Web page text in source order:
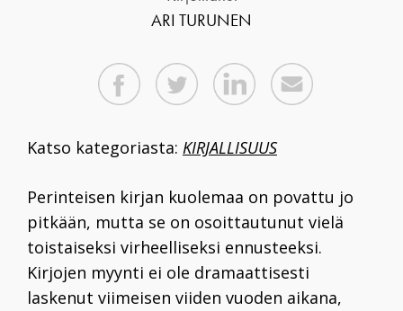
ARI TURUNEN
Katso kategoriasta: KIRJALLISUUS
Perinteisen kirjan kuolemaa on povattu jo
pitkään, mutta se on osoittautunut vielä
toistaiseksi virheelliseksi ennusteeksi.
Kirjojen myynti ei ole dramaattisesti
laskenut viimeisen viiden vuoden aikana,